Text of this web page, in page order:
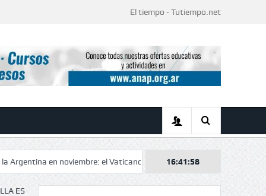
El tiempo - Tutiempo.net
noviembre: el Vaticano confirmó el itinerario de una histórica visita
16:41:59
ES